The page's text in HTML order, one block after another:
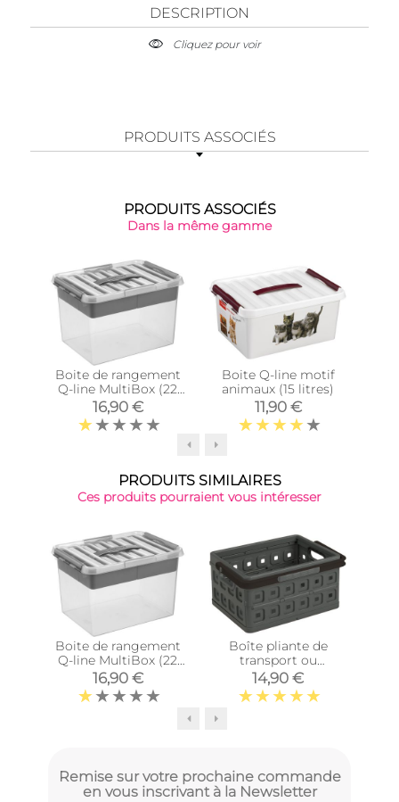
DESCRIPTION
Cliquez pour voir
PRODUITS ASSOCIÉS
PRODUITS ASSOCIÉS
Dans la même gamme
Boite de rangement
Q-line MultiBox (22
litres)
16,90 €
Boite Q-line motif
animaux (15 litres)
11,90 €
PRODUITS SIMILAIRES
Ces produits pourraient vous intéresser
Boite de rangement
Q-line MultiBox (22
litres)
16,90 €
Boîte pliante de
transport ou
rangement Square
(24 litres)
14,90 €
Remise sur votre prochaine commande
en vous inscrivant à la Newsletter